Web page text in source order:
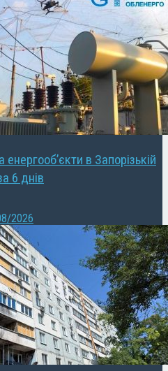
енергооб’єкти в Запорізькій
6 днів
2026